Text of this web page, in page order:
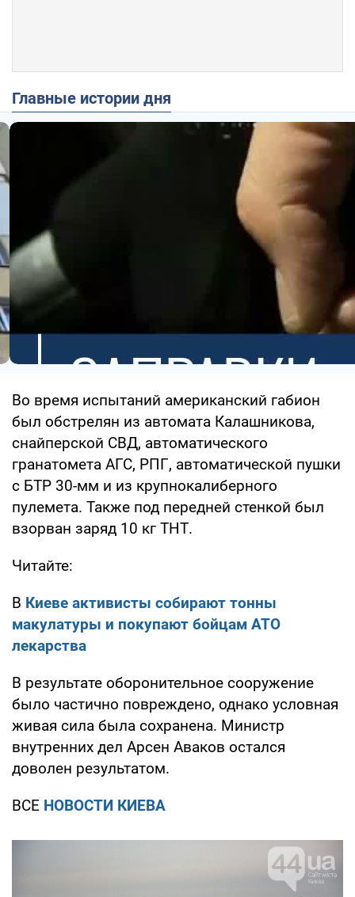
Главные истории дня
Во время испытаний американский габион
был обстрелян из автомата Калашникова,
снайперской СВД, автоматического
гранатомета АГС, РПГ, автоматической пушки
с БТР 30-мм и из крупнокалиберного
пулемета. Также под передней стенкой был
взорван заряд 10 кг ТНТ.
Читайте:
В Киеве активисты собирают тонны
макулатуры и покупают бойцам АТО
лекарства
В результате оборонительное сооружение
было частично повреждено, однако условная
живая сила была сохранена. Министр
внутренних дел Арсен Аваков остался
доволен результатом.
ВСЕ НОВОСТИ КИЕВА